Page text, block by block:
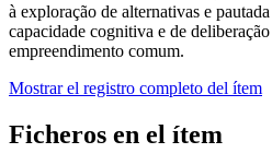
à exploração de alternativas e
capacidade cognitiva e de
empreendimento comum.
Mostrar el registro completo del ítem
Ficheros en el ítem